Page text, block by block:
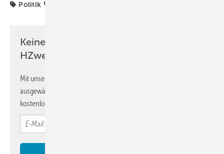
Politik
Keine Zeit? Kein Problem mit dem
HZwei-Newsletter!
Mit unserem Newsletter erhalten Sie regelmäßig von uns
ausgewählte Informationen und Neuigkeiten, gebündelt und
kostenlos direkt ins Postfach.